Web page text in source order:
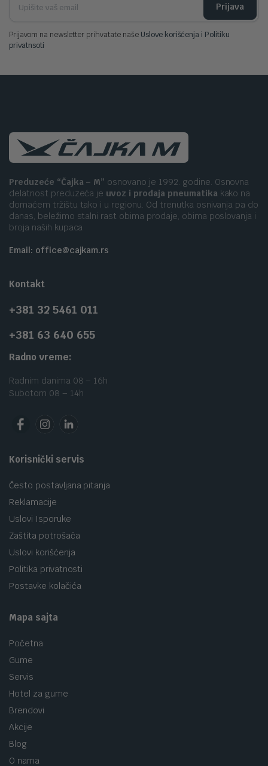
Prijava
Prijavom na newsletter prihvatate naše Uslove korišćenja i Politiku
privatnsoti
Preduzeće “Čajka – M” osnovano je 1992. godine. Osnovna
delatnost preduzeća je uvoz i prodaja pneumatika kako na
domaćem tržištu tako i u regionu. Od trenutka osnivanja pa do
danas, beležimo stalni rast obima prodaje, obima poslovanja i
broja naših kupaca
Email: office@cajkam.rs
Kontakt
+381 32 5461 011
+381 63 640 655
Radno vreme:
Radnim danima 08 – 16h
Subotom 08 – 14h
Korisnički servis
Često postavljana pitanja
Reklamacije
Uslovi Isporuke
Zaštita potrošača
Uslovi korišćenja
Politika privatnosti
Postavke kolačića
Mapa sajta
Početna
Gume
Servis
Hotel za gume
Brendovi
Akcije
Blog
O nama